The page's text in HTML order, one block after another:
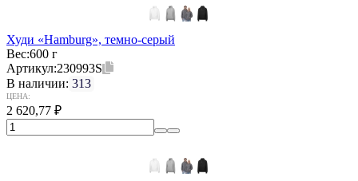
Худи «Hamburg», темно-серый
Вес:600 г
Артикул:230993S
В наличии: 313
ЦЕНА:
2 620,77 ₽